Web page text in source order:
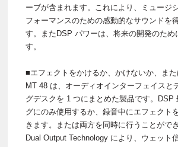
ーブが含まれます。これにより、ミュージ
フォーマンスのための感動的なサウンドを
す。またDSP パワーは、将来の開発のため
す。
■エフェクトをかけるか、かけないか、また
MT 48 は、オーディオインターフェイスと
グデスクを 1 つにまとめた製品です。DSP
グにのみ使用するか、録音中にエフェクト
きます。または両方を同時に行うことがで
Dual Output Technology により、ウェット